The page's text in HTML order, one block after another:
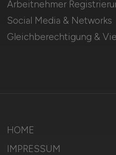
Arbeitnehmer
Social Media & Networks
Gleichberechtigung &
HOME
IMPRESSUM